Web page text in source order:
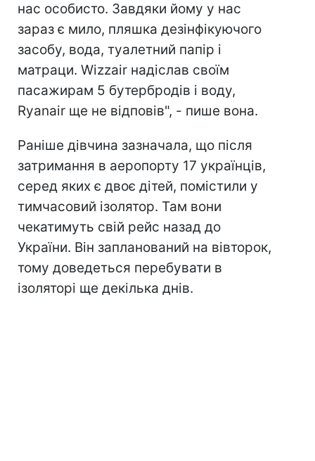
нас особисто. Завдяки йому у нас
зараз є мило, пляшка дезінфікуючого
засобу, вода, туалетний папір і
матраци. Wizzair надіслав своїм
пасажирам 5 бутербродів і воду,
Ryanair ще не відповів", - пише вона.
Раніше дівчина зазначала, що після
затримання в аеропорту 17 українців,
серед яких є двоє дітей, помістили у
тимчасовий ізолятор. Там вони
чекатимуть свій рейс назад до
України. Він запланований на вівторок,
тому доведеться перебувати в
ізоляторі ще декілька днів.